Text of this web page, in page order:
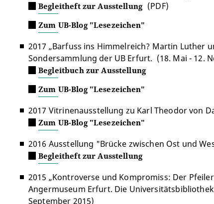
Begleitheft zur Ausstellung (PDF)
Zum UB-Blog "Lesezeichen"
2017 „Barfuss ins Himmelreich? Martin Luther
Sondersammlung der UB Erfurt. (18. Mai - 12.
Begleitbuch zur Ausstellung
Zum UB-Blog "Lesezeichen"
2017 Vitrinenausstellung zu Karl Theodor von
Zum UB-Blog "Lesezeichen"
2016 Ausstellung "Brücke zwischen Ost und
Begleitheft zur Ausstellung
2015 „Kontroverse und Kompromiss: Der
Angermuseum Erfurt. Die
September 2015)